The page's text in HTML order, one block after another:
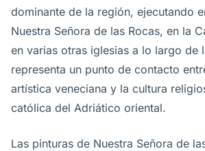
dominante de la región, ejecutando
Nuestra Señora de las Rocas, en la
en varias otras iglesias a lo largo de
representa un punto de contacto
artística veneciana y la cultura
católica del Adriático oriental.
Las pinturas de Nuestra Señora de